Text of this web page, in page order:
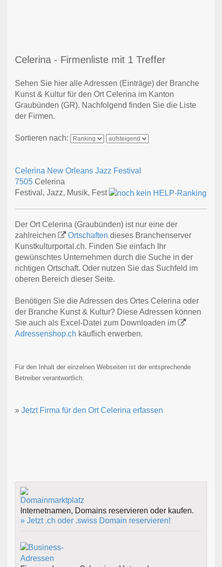
Celerina - Firmenliste mit 1 Treffer
Sehen Sie hier alle Adressen (Einträge) der Branche
Kunst & Kultur für den Ort Celerina im Kanton
Graubünden (GR). Nachfolgend finden Sie die Liste
der Firmen.
Sortieren nach:
Celerina New Orleans Jazz Festival
7505 Celerina
Festival, Jazz, Musik, Fest
Der Ort Celerina (Graubünden) ist nur eine der
zahlreichen
Ortschaften dieses Branchenserver
Kunstkulturportal.ch. Finden Sie einfach Ihr
gewünschtes Unternehmen durch die Suche in der
richtigen Ortschaft. Oder nutzen Sie das Suchfeld im
oberen Bereich dieser Seite.
Benötigen Sie die Adressen des Ortes Celerina oder
der Branche Kunst & Kultur? Diese Adressen können
Sie auch als Excel-Datei zum Downloaden im
Adressenshop.ch käuflich erwerben.
Für den Inhalt der einzelnen Webseiten ist der entsprechende
Betreiber verantwortlich.
» Jetzt Firma für den Ort Celerina erfassen
Internetnamen, Domains reservieren oder kaufen.
» Jetzt .ch oder .swiss Domain reservieren!